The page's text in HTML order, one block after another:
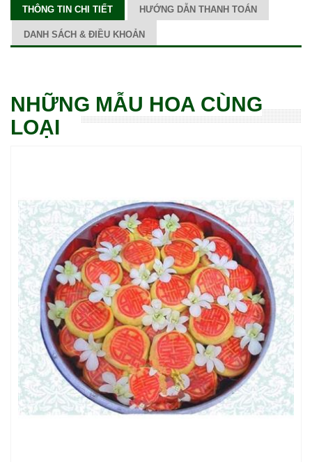
THÔNG TIN CHI TIẾT HƯỚNG DẪN THANH TOÁN
DANH SÁCH & ĐIỀU KHOẢN
NHỮNG MẪU HOA CÙNG
LOẠI